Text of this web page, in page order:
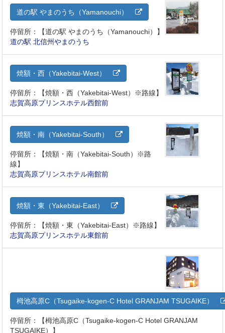
道の駅 やまのうち（Yamanouchi）
停留所：【道の駅 やまのうち（Yamanouchi）】
道の駅 北信州やまのうち
焼額・西（Yakebitai-West）
停留所：【焼額・西（Yakebitai-West）※路線】
志賀高原プリンスホテル西館前
焼額・南（Yakebitai-South）
停留所：【焼額・南（Yakebitai-South）※路
線】
志賀高原プリンスホテル南館前
焼額・東（Yakebitai-East）
停留所：【焼額・東（Yakebitai-East）※路線】
志賀高原プリンスホテル東館前
栂池高原C（Tsugaike-kogen-C Hotel GRANJAM TSUGAIKE）
停留所：【栂池高原C（Tsugaike-kogen-C Hotel GRANJAM
TSUGAIKE）】